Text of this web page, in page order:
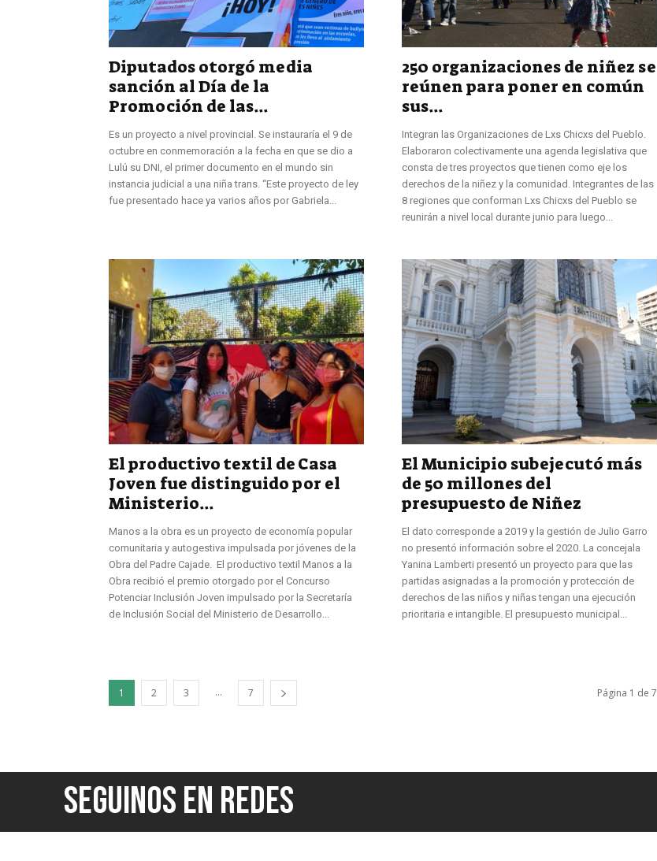
Diputados otorgó media
sanción al Día de la
Promoción de las...
Es un proyecto a nivel provincial. Se instauraría el 9 de
octubre en conmemoración a la fecha en que se dio a
Lulú su DNI, el primer documento en el mundo sin
instancia judicial a una niña trans. “Este proyecto de ley
fue presentado hace ya varios años por Gabriela...
250 organizaciones de niñez se
reúnen para poner en común
sus...
Integran las Organizaciones de Lxs Chicxs del Pueblo.
Elaboraron colectivamente una agenda legislativa que
consta de tres proyectos que tienen como eje los
derechos de la niñez y la comunidad. Integrantes de las
8 regiones que conforman Lxs Chicxs del Pueblo se
reunirán a nivel local durante junio para luego...
El productivo textil de Casa
Joven fue distinguido por el
Ministerio...
Manos a la obra es un proyecto de economía popular
comunitaria y autogestiva impulsada por jóvenes de la
Obra del Padre Cajade. El productivo textil Manos a la
Obra recibió el premio otorgado por el Concurso
Potenciar Inclusión Joven impulsado por la Secretaría
de Inclusión Social del Ministerio de Desarrollo...
El Municipio subejecutó más
de 50 millones del
presupuesto de Niñez
El dato corresponde a 2019 y la gestión de Julio Garro
no presentó información sobre el 2020. La concejala
Yanina Lamberti presentó un proyecto para que las
partidas asignadas a la promoción y protección de
derechos de las niños y niñas tengan una ejecución
prioritaria e intangible. El presupuesto municipal...
1 2 3 ... 7 Página 1 de 7
SEGUINOS EN REDES